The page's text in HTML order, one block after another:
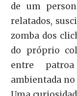
de um
relatados,
zomba dos
do próprio
entre
ambientada